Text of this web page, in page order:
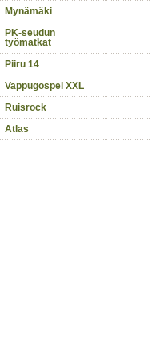
Mynämäki
PK-seudun
työmatkat
Piiru 14
Vappugospel XXL
Ruisrock
Atlas